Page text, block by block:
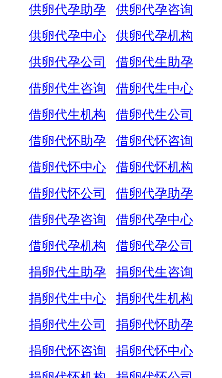
供卵代孕助孕
供卵代孕咨询
供卵代孕中心
供卵代孕机构
供卵代孕公司
借卵代生助孕
借卵代生咨询
借卵代生中心
借卵代生机构
借卵代生公司
借卵代怀助孕
借卵代怀咨询
借卵代怀中心
借卵代怀机构
借卵代怀公司
借卵代孕助孕
借卵代孕咨询
借卵代孕中心
借卵代孕机构
借卵代孕公司
捐卵代生助孕
捐卵代生咨询
捐卵代生中心
捐卵代生机构
捐卵代生公司
捐卵代怀助孕
捐卵代怀咨询
捐卵代怀中心